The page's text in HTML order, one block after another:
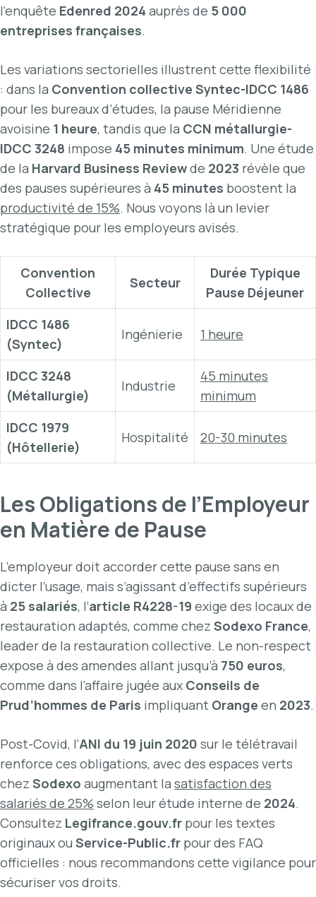
l’enquête Edenred 2024 auprès de 5 000
entreprises françaises.
Les variations sectorielles illustrent cette flexibilité
: dans la Convention collective Syntec-IDCC 1486
pour les bureaux d’études, la pause Méridienne
avoisine 1 heure, tandis que la CCN métallurgie-
IDCC 3248 impose 45 minutes minimum. Une étude
de la Harvard Business Reviewde 2023 révèle que
des pauses supérieures à 45 minutes boostent la
productivité de 15%. Nous voyons là un levier
stratégique pour les employeurs avisés.
Convention
Collective
Secteur
Durée Typique
Pause Déjeuner
IDCC 1486
(Syntec)
Ingénierie 1 heure
IDCC 3248
(Métallurgie)
Industrie
45 minutes
minimum
IDCC 1979
(Hôtellerie)
Hospitalité 20-30 minutes
Les Obligations de l’Employeur
en Matière de Pause
L’employeur doit accorder cette pause sans en
dicter l’usage, mais s’agissant d’effectifs supérieurs
à 25 salariés, l’article R4228-19 exige des locaux de
restauration adaptés, comme chez Sodexo France,
leader de la restauration collective. Le non-respect
expose à des amendes allant jusqu’à 750 euros,
comme dans l’affaire jugée aux Conseils de
Prud’hommes de Paris impliquant Orange en 2023.
Post-Covid, l’ANI du 19 juin 2020 sur le télétravail
renforce ces obligations, avec des espaces verts
chez Sodexo augmentant la satisfaction des
salariés de 25% selon leur étude interne de 2024.
Consultez Legifrance.gouv.fr pour les textes
originaux ou Service-Public.fr pour des FAQ
officielles : nous recommandons cette vigilance pour
sécuriser vos droits.